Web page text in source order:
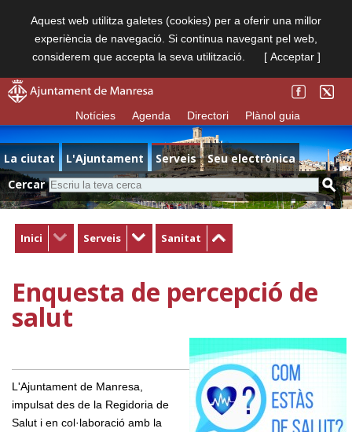
Aquest web utilitza galetes (cookies) per a oferir una millor
experiència de navegació. Si continua navegant pel web,
considerem que accepta la seva utilització.
[ Acceptar ]
Notícies Agenda Directori Plànol guia
La ciutat L'Ajuntament Serveis
Seu electrònica
Cercar
Inici Serveis Sanitat
Enquesta de percepció de
salut
L'Ajuntament de Manresa,
impulsat des de la Regidoria de
Salut i en col·laboració amb la